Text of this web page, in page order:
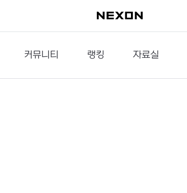
커뮤니티
이슈게시판
랭킹
던전랭킹
자료실
다운로드